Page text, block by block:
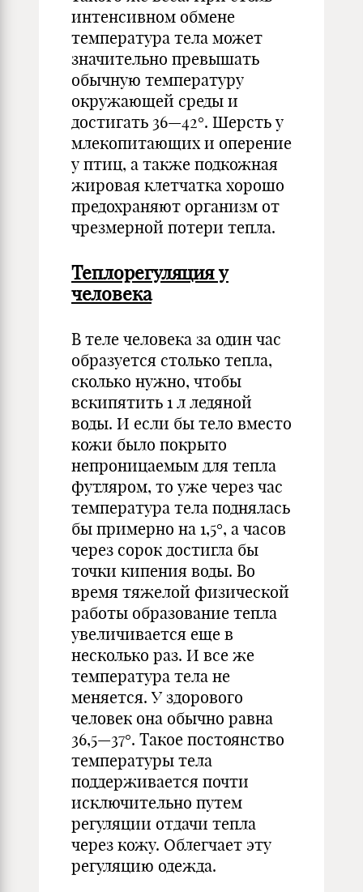
интенсивном обмене
температура тела может
значительно превышать
обычную температуру
окружающей среды и
достигать 36—42°. Шерсть у
млекопитающих и оперение
у птиц, а также подкожная
жировая клетчатка хорошо
предохраняют организм от
чрезмерной потери тепла.
Теплорегуляция у
человека
В теле человека за один час
образуется столько тепла,
сколько нужно, чтобы
вскипятить 1 л ледяной
воды. И если бы тело вместо
кожи было покрыто
непроницаемым для тепла
футляром, то уже через час
температура тела поднялась
бы примерно на 1,5°, а часов
через сорок достигла бы
точки кипения воды. Во
время тяжелой физической
работы образование тепла
увеличивается еще в
несколько раз. И все же
температура тела не
меняется. У здорового
человек она обычно равна
36,5—37°. Такое постоянство
температуры тела
поддерживается почти
исключительно путем
регуляции отдачи тепла
через кожу. Облегчает эту
регуляцию одежда.